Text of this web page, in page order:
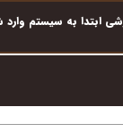
ابتدا به سیستم وارد